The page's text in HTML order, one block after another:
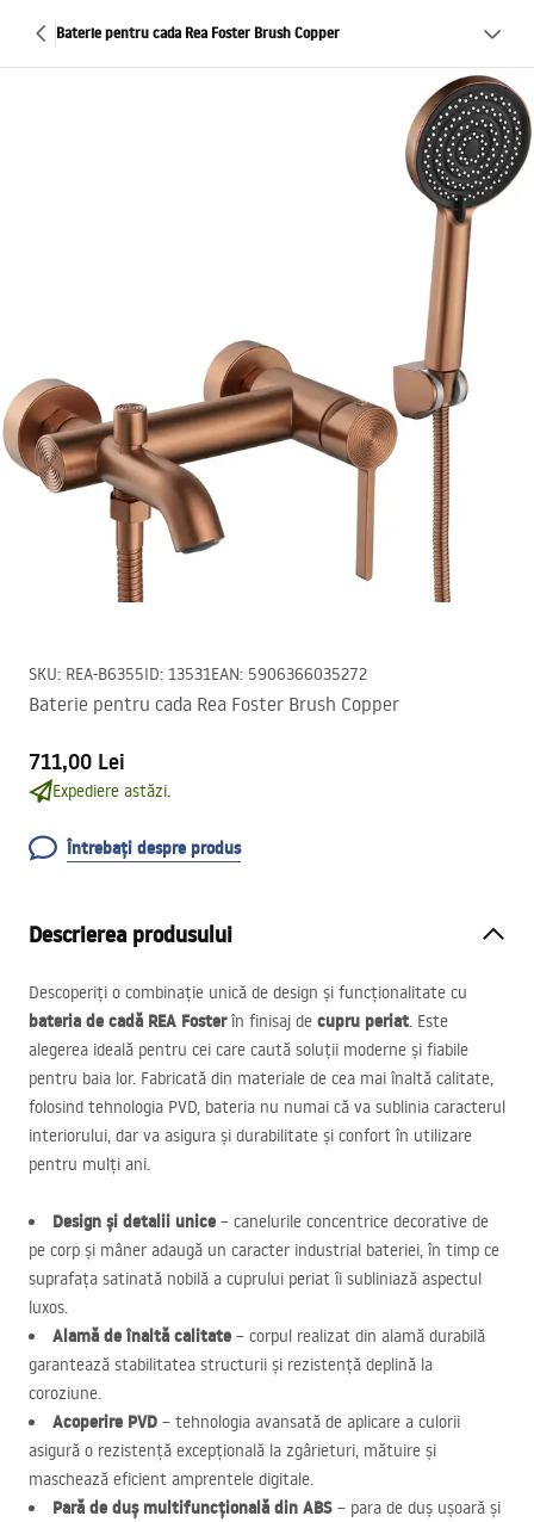
Baterie pentru cada Rea Foster Brush Copper
SKU: REA-B6355ID: 13531EAN: 5906366035272
Baterie pentru cada Rea Foster Brush Copper
711,00 Lei
Expediere astăzi.
Întrebați despre produs
Descrierea produsului
Descoperiți o combinație unică de design și funcționalitate cu
bateria de cadă REA Fosterîn finisaj de cupru periat. Este
alegerea ideală pentru cei care caută soluții moderne și fiabile
pentru baia lor. Fabricată din materiale de cea mai înaltă calitate,
folosind tehnologia PVD, bateria nu numai că va sublinia caracterul
interiorului, dar va asigura și durabilitate și confort în utilizare
pentru mulți ani.
Design și detalii unice – canelurile concentrice decorative de
pe corp și mâner adaugă un caracter industrial bateriei, în timp ce
suprafața satinată nobilă a cuprului periat îi subliniază aspectul
luxos.
Alamă de înaltă calitate – corpul realizat din alamă durabilă
garantează stabilitatea structurii și rezistență deplină la
coroziune.
Acoperire PVD – tehnologia avansată de aplicare a culorii
asigură o rezistență excepțională la zgârieturi, mătuire și
maschează eficient amprentele digitale.
Pară de duș multifuncțională din ABS – para de duș ușoară și